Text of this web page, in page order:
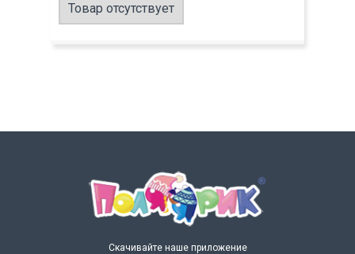
Товар отсутствует
Скачивайте наше приложение